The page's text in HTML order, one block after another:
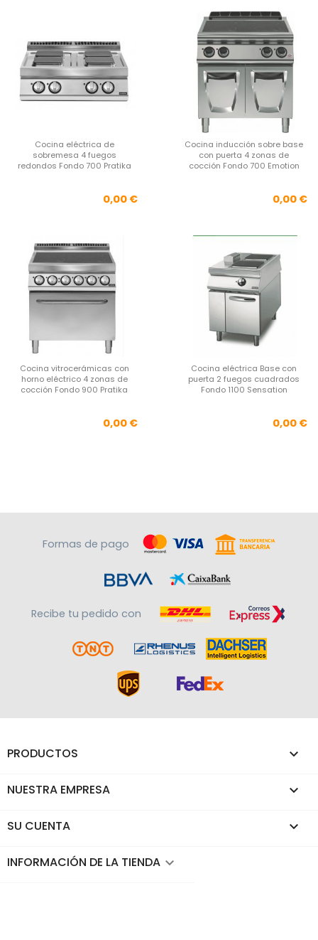
Cocina eléctrica de
sobremesa 4 fuegos
redondos Fondo 700 Pratika
Precio
0,00 €
Cocina inducción sobre base
con puerta 4 zonas de
cocción Fondo 700 Emotion
0,00 €
Cocina vitrocerámicas con
horno eléctrico 4 zonas de
cocción Fondo 900 Pratika
Precio
0,00 €
Cocina eléctrica Base con
puerta 2 fuegos cuadrados
Fondo 1100 Sensation
0,00 €
Formas de pago
Recibe tu pedido con
PRODUCTOS 
NUESTRA EMPRESA 
SU CUENTA 
INFORMACIÓN DE LA TIENDA keyboard_arrow_down